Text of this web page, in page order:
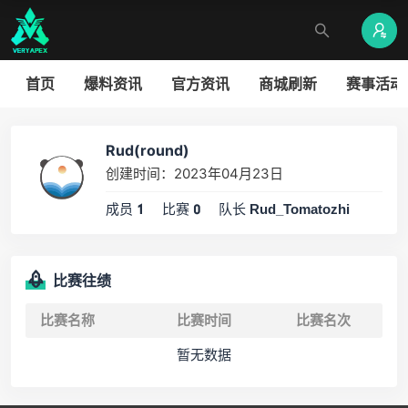
首页 爆料资讯 官方资讯 商城刷新 赛事活动
Rud(round)
创建时间：2023年04月23日
成员 1 比赛 0 队长 Rud_Tomatozhi
比赛往绩
比赛名称 比赛时间
比赛名次
暂无数据